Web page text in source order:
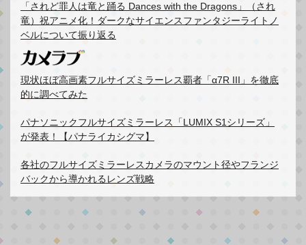
「されど罪人は竜と踊る Dances with the Dragons」（され
竜）祝アニメ化！ダークなサイエンスファンタジーライトノ
ベルについて振り返る
現状ほぼ高画素フルサイズミラーレス覇者「α7R III」を徹底
的に調べてみた
パナソニックフルサイズミラーレス「LUMIX S1シリーズ」
が発表！【パナライカシグマ】
各社のフルサイズミラーレスカメラのマウント径やフランジ
バックから導かれるレンズ戦略